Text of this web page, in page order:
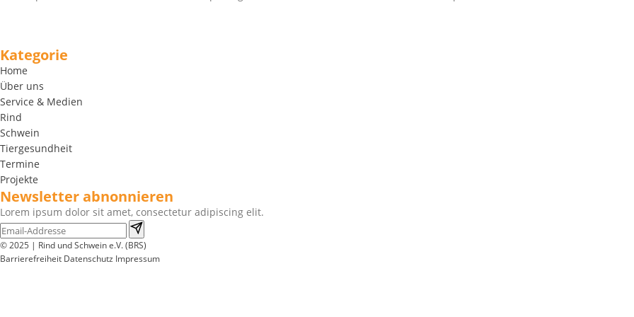
Kategorie
Home
Über uns
Service & Medien
Rind
Schwein
Tiergesundheit
Termine
Projekte
Newsletter abnonnieren
Lorem ipsum dolor sit amet, consectetur adipiscing elit.
© 2025 | Rind und Schwein e.V. (BRS)
Barrierefreiheit Datenschutz Impressum